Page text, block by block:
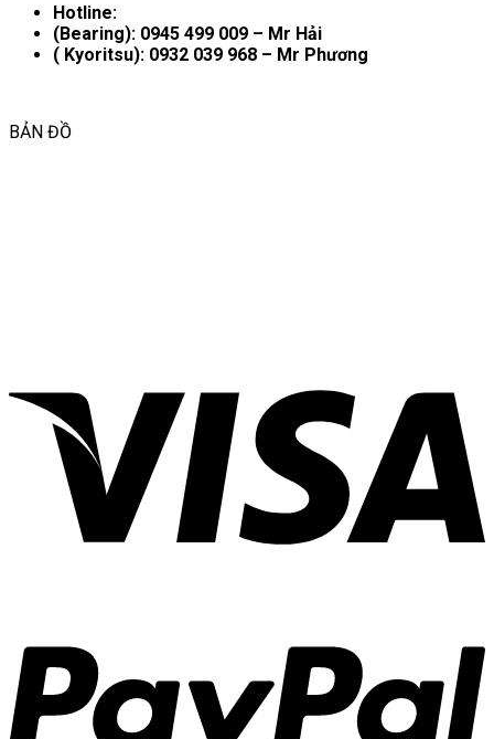
Hotline:
(Bearing): 0945 499 009 – Mr Hải
( Kyoritsu): 0932 039 968 – Mr Phương
BẢN ĐỒ